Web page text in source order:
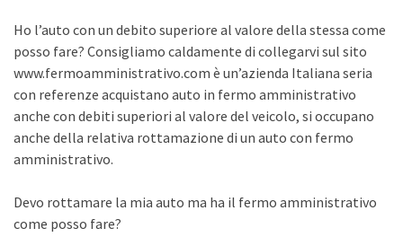
Ho l’auto con un debito superiore al valore della stessa come
posso fare? Consigliamo caldamente di collegarvi sul sito
www.fermoamministrativo.com è un’azienda Italiana seria
con referenze acquistano auto in fermo amministrativo
anche con debiti superiori al valore del veicolo, si occupano
anche della relativa rottamazione di un auto con fermo
amministrativo.
Devo rottamare la mia auto ma ha il fermo amministrativo
come posso fare?